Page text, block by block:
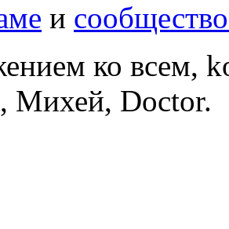
и
ко всем,
Doctor.